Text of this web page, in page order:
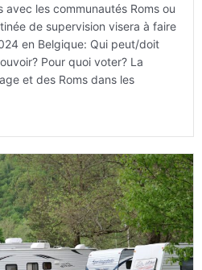
avec les communautés Roms ou
de supervision visera à faire
en Belgique: Qui peut/doit
Pour quoi voter? La
et des Roms dans les